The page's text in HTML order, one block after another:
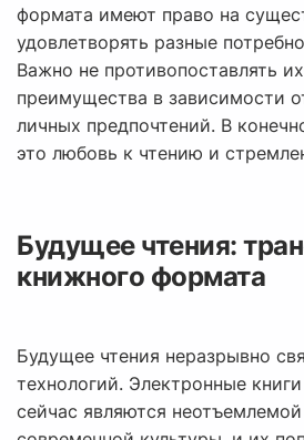
формата имеют право на
удовлетворять разные
Важно не противопоставлять
преимущества в зависимости
личных предпочтений. В
это любовь к чтению и
Будущее чтения:
книжного формата
Будущее чтения неразрывно
технологий. Электронные
сейчас являются